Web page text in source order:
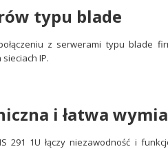
typu blade
z serwerami typu blade
IP.
i łatwa
291 1U łączy niezawodność i